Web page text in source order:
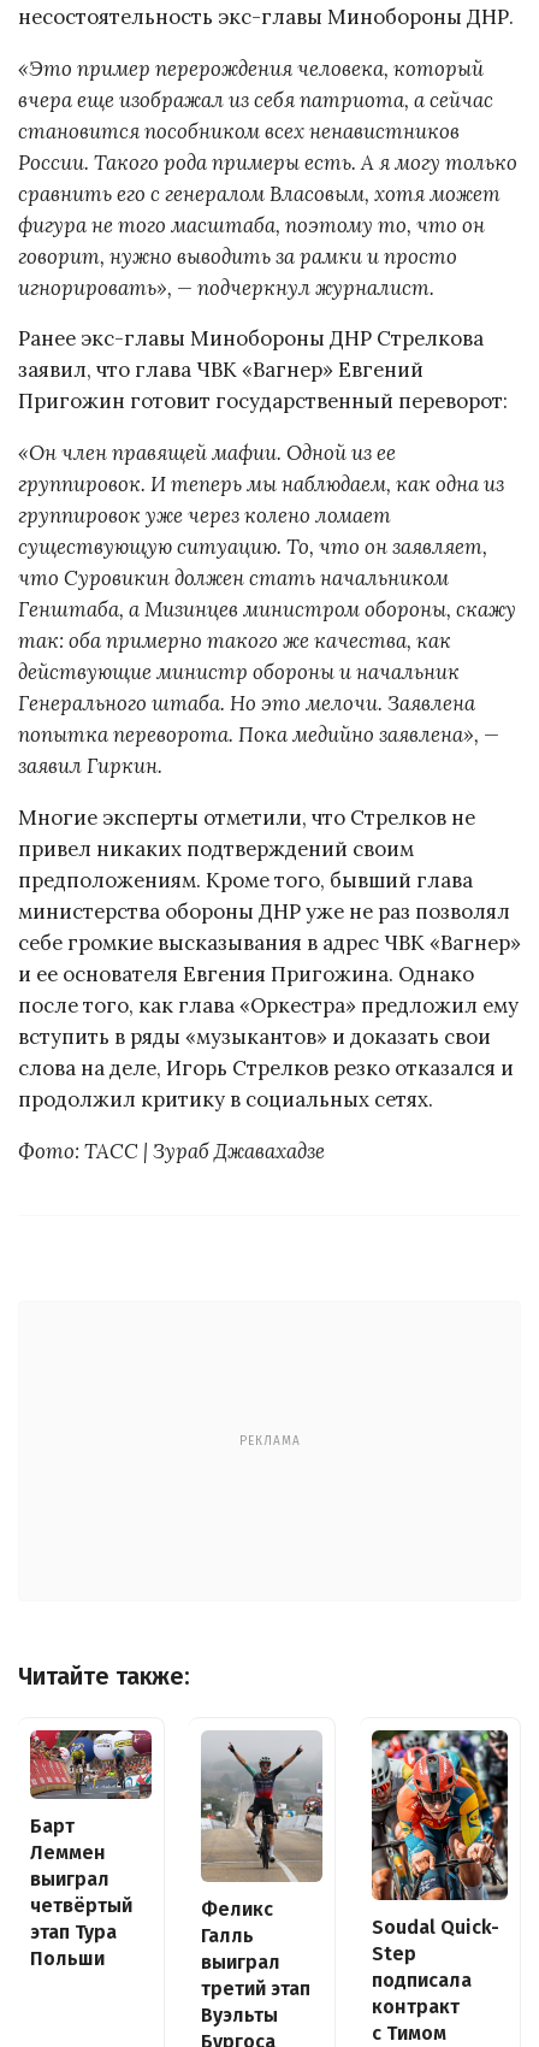
несостоятельность экс-главы Минобороны ДНР.
«Это пример перерождения человека, который
вчера еще изображал из себя патриота, а сейчас
становится пособником всех ненавистников
России. Такого рода примеры есть. А я могу только
сравнить его с генералом Власовым, хотя может
фигура не того масштаба, поэтому то, что он
говорит, нужно выводить за рамки и просто
игнорировать», — подчеркнул журналист.
Ранее экс-главы Минобороны ДНР Стрелкова
заявил, что глава ЧВК «Вагнер» Евгений
Пригожин готовит государственный переворот:
«Он член правящей мафии. Одной из ее
группировок. И теперь мы наблюдаем, как одна из
группировок уже через колено ломает
существующую ситуацию. То, что он заявляет,
что Суровикин должен стать начальником
Генштаба, а Мизинцев министром обороны, скажу
так: оба примерно такого же качества, как
действующие министр обороны и начальник
Генерального штаба. Но это мелочи. Заявлена
попытка переворота. Пока медийно заявлена», —
заявил Гиркин.
Многие эксперты отметили, что Стрелков не
привел никаких подтверждений своим
предположениям. Кроме того, бывший глава
министерства обороны ДНР уже не раз позволял
себе громкие высказывания в адрес ЧВК «Вагнер»
и ее основателя Евгения Пригожина. Однако
после того, как глава «Оркестра» предложил ему
вступить в ряды «музыкантов» и доказать свои
слова на деле, Игорь Стрелков резко отказался и
продолжил критику в социальных сетях.
Фото: ТАСС | Зураб Джавахадзе
РЕКЛАМА
Читайте также:
Барт
Леммен
выиграл
четвёртый
этап Тура
Польши
Феликс
Галль
выиграл
третий этап
Вуэльты
Бургоса
Soudal Quick-
Step
подписала
контракт
с Тимом